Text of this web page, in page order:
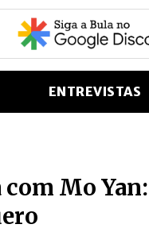
ENTREVISTAS
Mo